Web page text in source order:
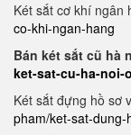
Két sắt cơ khí ngân
co-khi-ngan-hang
Bán két sắt cũ hà
ket-sat-cu-ha-noi-
Két sắt đựng hồ sơ
pham/ket-sat-